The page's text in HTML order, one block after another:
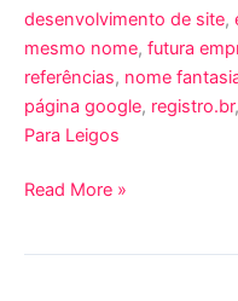
desenvolvimento de site,
mesmo nome, futura
referências, nome
página google, registro.br,
Para Leigos
Read More »